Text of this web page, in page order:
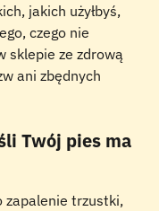
jakich użyłbyś,
czego nie
sklepie ze zdrową
ani zbędnych
Twój pies ma
zapalenie trzustki,